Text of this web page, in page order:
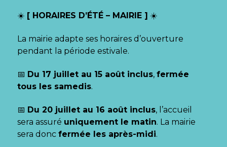
☀️ [ HORAIRES D’ÉTÉ – MAIRIE ] ☀️
La mairie adapte ses horaires d’ouverture
pendant la période estivale.
📅 Du 17 juillet au 15 août inclus, fermée
tous les samedis.
📅 Du 20 juillet au 16 août inclus, l’accueil
sera assuré uniquement le matin. La mairie
sera donc fermée les après-midi.